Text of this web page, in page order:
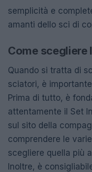
semplicità e
amanti dello sci di
Come scegliere
Quando si tratta di
sciatori, è
Prima di tutto, è
attentamente il Set
sul sito della
comprendere le
scegliere quella più
Inoltre, è